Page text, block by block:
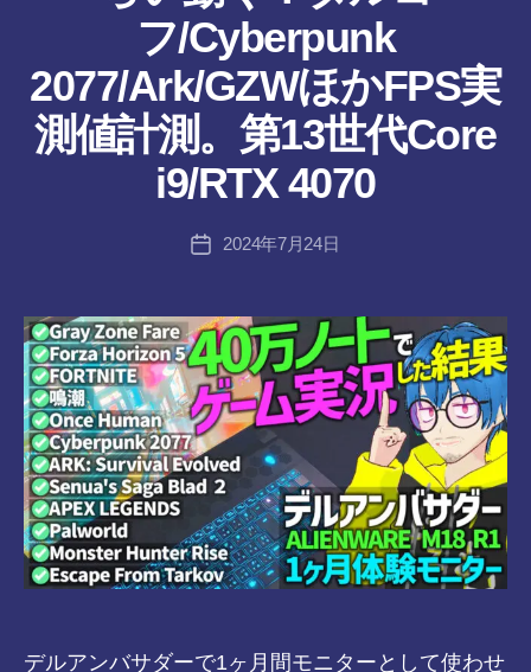
フ/Cyberpunk
2077/Ark/GZWほかFPS実
測値計測。第13世代Core
i9/RTX 4070
投
稿
成
者
:
a
8-
vr
投
2024年7月24日
デルアンバサダーで1ヶ月間モニターとして使わせ